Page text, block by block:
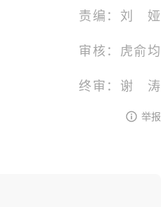
责编：刘 娅
审核：虎俞均
终审：谢 涛
举报